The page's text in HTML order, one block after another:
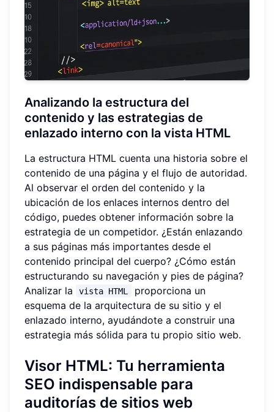
Analizando la estructura del
contenido y las estrategias de
enlazado interno con la vista HTML
La estructura HTML cuenta una historia sobre el
contenido de una página y el flujo de autoridad.
Al observar el orden del contenido y la
ubicación de los enlaces internos dentro del
código, puedes obtener información sobre la
estrategia de un competidor. ¿Están enlazando
a sus páginas más importantes desde el
contenido principal del cuerpo? ¿Cómo están
estructurando su navegación y pies de página?
Analizar la
vista HTML
proporciona un
esquema de la arquitectura de su sitio y el
enlazado interno, ayudándote a construir una
estrategia más sólida para tu propio sitio web.
Visor HTML: Tu herramienta
SEO indispensable para
auditorías de sitios web